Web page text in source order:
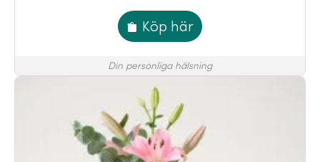
Köp här
Din personliga hälsning